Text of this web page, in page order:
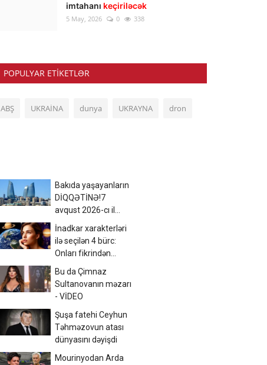
imtahanı keçiriləcək
5 May, 2026 0 338
POPULYAR ETIKETLƏR
ABŞ UKRAİNA dunya UKRAYNA dron
Bakıda yaşayanların
DİQQƏTİNƏ!7
avqust 2026-cı il
saat 00:00-dan
İnadkar xarakterləri
ilə seçilən 4 bürc:
Onları fikrindən
Bu da Çimnaz
Sultanovanın məzarı
- VİDEO
Şuşa fatehi Ceyhun
Təhməzovun atası
dünyasını dəyişdi
Mourinyodan Arda